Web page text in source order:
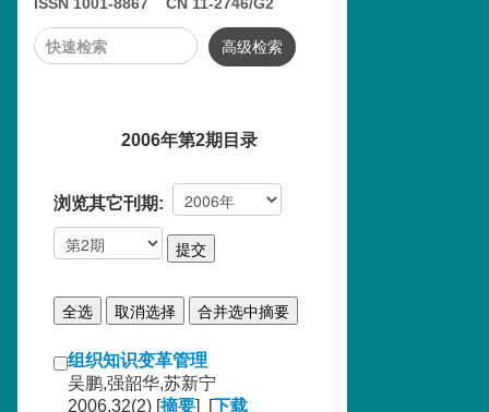
高级检索
2006年第2期目录
浏览其它刊期:
组织知识变革管理
吴鹏,强韶华,苏新宁
2006,32(2) [摘要] [下载